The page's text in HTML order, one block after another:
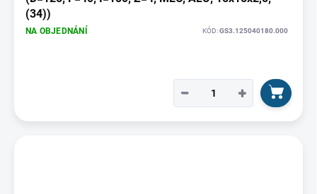
(34))
NA OBJEDNÁNÍ KÓD:GS3.125040180.000
+
−